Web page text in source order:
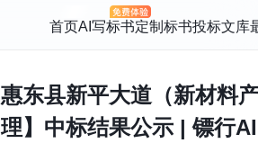
首页AI写标书定制标书投标文库
惠东县新平大道（新材料
理】中标结果公示 | 镖行